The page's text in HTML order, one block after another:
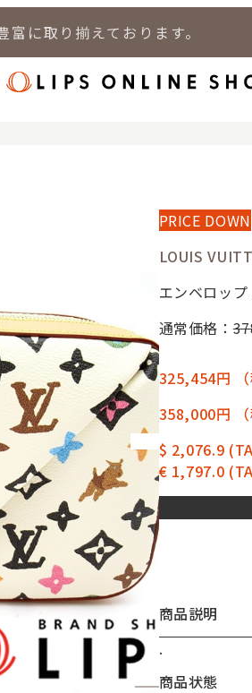
に取り揃えております。
PRICE DOWN
LOUIS
エンベロッ
通常価格：
325,454円
358,000円
$ 2,076.9
€ 1,797.0
買い物を続ける
商品説明
.
商品状態